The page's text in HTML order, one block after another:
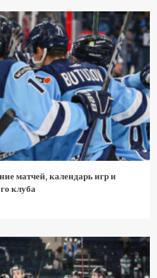
матчей, календарь игр и
клуба